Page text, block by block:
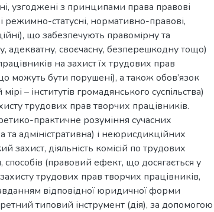
узгоджені з принципами права правові
режимно-статусні, нормативно-правові,
що забезпечують правомірну та
адекватну, своєчасну, безперешкодну тощо)
на захист їх трудових прав
можуть бути порушені), а також обов’язок
– інститутів громадянського суспільства)
трудових прав творчих працівників.
практичне розуміння сучасних
адміністративна) і неюрисдикційних
захист, діяльність комісій по трудових
(правовий ефект, що досягається у
трудових прав творчих працівників,
відповідної юридичної форми
типовий інструмент (дія), за допомогою